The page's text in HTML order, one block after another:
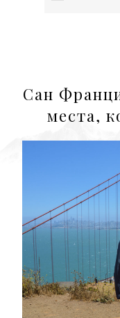
Сан
места,